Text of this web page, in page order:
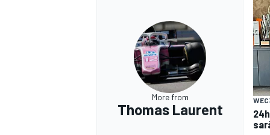
More from
Thomas Laurent
WEC